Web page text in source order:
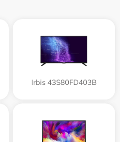
Irbis 43S80FD403B